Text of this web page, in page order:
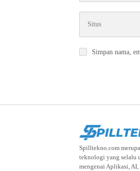
Simpan nama,
Spilltekno.com
teknologi yang selalu
mengenai Aplikasi,